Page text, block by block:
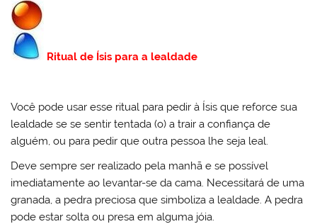
Ritual de Ísis para a lealdade
Você pode usar esse ritual para pedir à Ísis que reforce sua
lealdade se se sentir tentada (o) a trair a confiança de
alguém, ou para pedir que outra pessoa lhe seja leal.
Deve sempre ser realizado pela manhã e se possível
imediatamente ao levantar-se da cama. Necessitará de uma
granada, a pedra preciosa que simboliza a lealdade. A pedra
pode estar solta ou presa em alguma jóia.